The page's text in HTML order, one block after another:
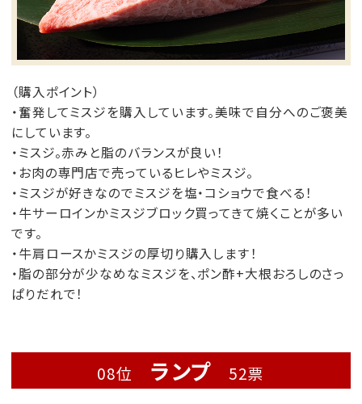
（購入ポイント）
・奮発してミスジを購入しています。美味で自分へのご褒美
にしています。
・ミスジ。赤みと脂のバランスが良い！
・お肉の専門店で売っているヒレやミスジ。
・ミスジが好きなのでミスジを塩・コショウで食べる！
・牛サーロインかミスジブロック買ってきて焼くことが多い
です。
・牛肩ロースかミスジの厚切り購入します！
・脂の部分が少なめなミスジを、ポン酢+大根おろしのさっ
ぱりだれで！
08位 ランプ 52票